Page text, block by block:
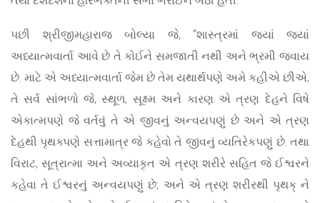
પછી શ્રીજીમહારાજ બોલ્યા જે, “શાસ્ત્રમાં જ્યાં જ્યાં
અધ્યાત્મવાર્તા આવે છે તે કોઈને સમજાતી નથી અને ભ્રમી જવાય
છે. માટે એ અધ્યાત્મવાર્તા જેમ છે તેમ યથાર્થપણે અમે કહીએ છીએ,
તે સર્વ સાંભળો જે, સ્થૂળ, સૂક્ષ્મ અને કારણ એ ત્રણ દેહને વિષે
એકાત્મપણે જે વર્તવું તે એ જીવનું અન્વયપણું છે અને એ ત્રણ
દેહથી પૃથક્પણે સત્તામાત્ર જે કહેવો તે જીવનું વ્યતિરેકપણું છે. તથા
વિરાટ, સૂત્રાત્મા અને અવ્યાકૃત એ ત્રણ શરીરે સહિત જે ઈશ્વરને
કહેવા તે ઈશ્વરનું અન્વયપણું છે; અને એ ત્રણ શરીરથી પૃથક્ ને